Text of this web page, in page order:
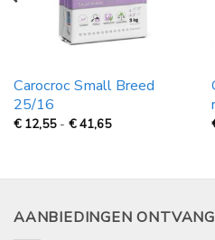
Carocroc Small Breed
25/16
€ 12,55 - €41,65Prijsklasse:
41,65
AANBIEDINGEN